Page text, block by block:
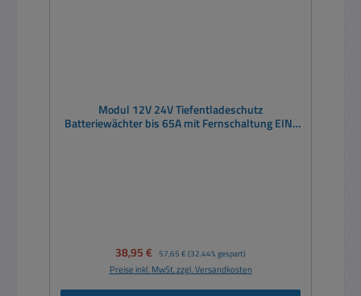
Modul 12V 24V Tiefentladeschutz
Batteriewächter bis 65A mit Fernschaltung EIN-
Verkaufspreis:
38,95 € Regulärer Preis:
57,65 € (32.44% gespart)
Preise inkl. MwSt. zzgl. Versandkosten